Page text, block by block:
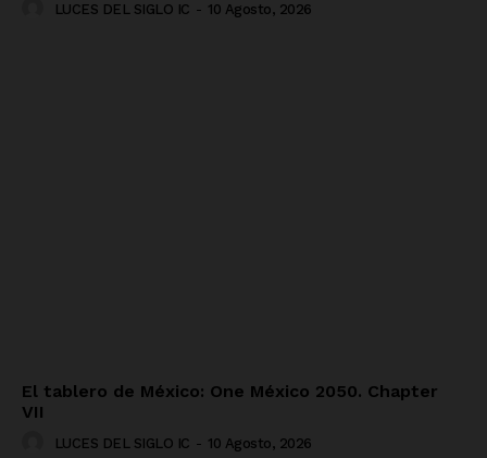
LUCES DEL SIGLO IC - 10 Agosto, 2026
El tablero de México: One México 2050. Chapter
VII
LUCES DEL SIGLO IC - 10 Agosto, 2026